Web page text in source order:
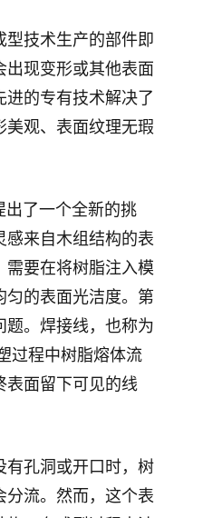
技术生产的部件即
现变形或其他表面
的专有技术解决了
美观、表面纹理无瑕
出了一个全新的挑
感来自木组结构的表
需要在将树脂注入模
匀的表面光洁度。第
。焊接线，也称为
过程中树脂熔体流
表面留下可见的线
有孔洞或开口时，树
流。然而，这个表